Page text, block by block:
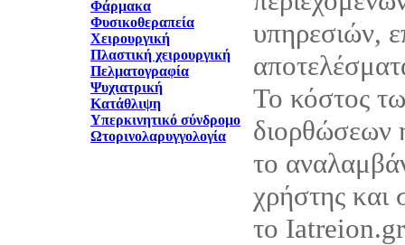
Φάρμακα
Φυσικοθεραπεία
Χειρουργική
Πλαστική χειρουργική
Πελματογραφία
Ψυχιατρική
Κατάθλιψη
Υπερκινητικό σύνδρομο
Ωτορινολαρυγγολογία
υπηρεσιών,
Το κόστος
διορθώσεων
το
χρήστης και
το